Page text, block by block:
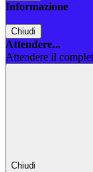
Informazione
Chiudi
Attendere...
Attendere il
Chiudi